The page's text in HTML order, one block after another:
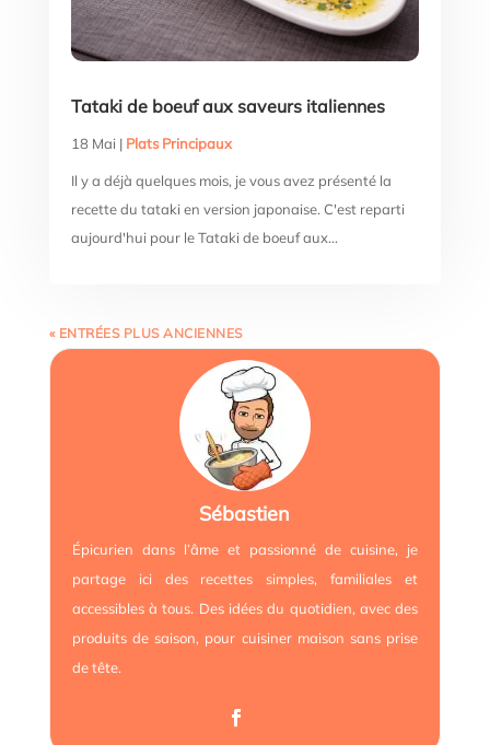
Tataki de boeuf aux saveurs italiennes
18 Mai| Plats Principaux
Il y a déjà quelques mois, je vous avez présenté la
recette du tataki en version japonaise. C'est reparti
aujourd'hui pour le Tataki de boeuf aux...
« ENTRÉES PLUS ANCIENNES
Sébastien
Épicurien dans l’âme et passionné de cuisine, je
partage ici des recettes simples, familiales et
accessibles à tous. Des idées du quotidien, avec des
produits de saison, pour cuisiner maison sans prise
de tête.